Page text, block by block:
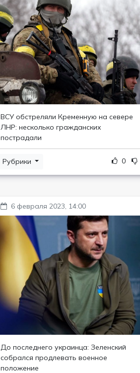
ВСУ обстреляли Кременную на севере
ЛНР: несколько гражданских
пострадали
Рубрики 0
6 февраля 2023, 14:00
До последнего украинца: Зеленский
собрался продлевать военное
положение